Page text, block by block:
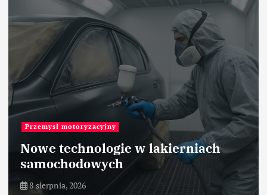
Roboty przemysłowe
RP-3AH – Mitsubishi Electric –
przemysł pakujący – robot
8 sierpnia, 2026